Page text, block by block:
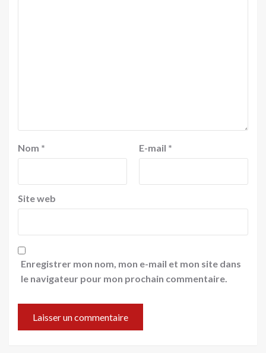
Nom * E-mail *
Site web
Enregistrer mon nom, mon e-mail et mon site dans
le navigateur pour mon prochain commentaire.